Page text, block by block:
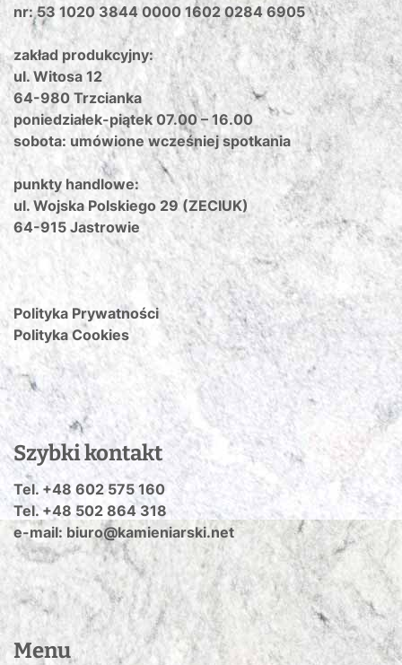
nr: 53 1020 3844 0000 1602 0284 6905
zakład produkcyjny:
ul. Witosa 12
64-980 Trzcianka
poniedziałek-piątek 07.00 – 16.00
sobota: umówione wcześniej spotkania
punkty handlowe:
ul. Wojska Polskiego 29 (ZECIUK)
64-915 Jastrowie
Polityka Prywatności
Polityka Cookies
Szybki kontakt
Tel. +48 602 575 160
Tel. +48 502 864 318
e-mail: biuro@kamieniarski.net
Menu